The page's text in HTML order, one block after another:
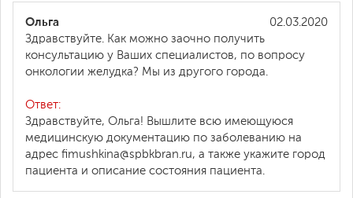
02.03.2020
Ольга
Здравствуйте. Как можно заочно получить
консультацию у Ваших специалистов, по вопросу
онкологии желудка? Мы из другого города.
Ответ:
Здравствуйте, Ольга! Вышлите всю имеющуюся
медицинскую документацию по заболеванию на
адрес fimushkina@spbkbran.ru, а также укажите город
пациента и описание состояния пациента.